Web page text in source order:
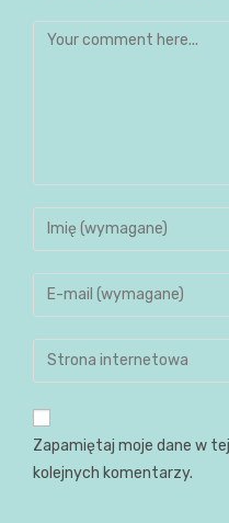
Zapamiętaj moje dane w
kolejnych komentarzy.